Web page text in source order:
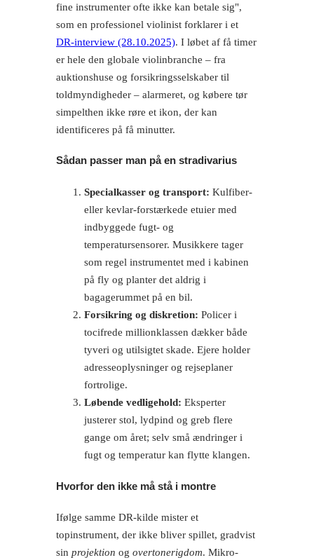
fine instrumenter ofte ikke kan betale sig ,
som en professionel violinist forklarer i et
DR-interview (28.10.2025). I løbet af få timer
er hele den globale violinbranche – fra
auktionshuse og forsikringsselskaber til
toldmyndigheder – alarmeret, og købere tør
simpelthen ikke røre et ikon, der kan
identificeres på få minutter.
Sådan passer man på en stradivarius
Specialkasser og transport: Kulfiber-
eller kevlar-forstærkede etuier med
indbyggede fugt- og
temperatursensorer. Musikkere tager
som regel instrumentet med i kabinen
på fly og planter det aldrig i
bagagerummet på en bil.
Forsikring og diskretion: Policer i
tocifrede millionklassen dækker både
tyveri og utilsigtet skade. Ejere holder
adresseoplysninger og rejseplaner
fortrolige.
Løbende vedligehold: Eksperter
justerer stol, lydpind og greb flere
gange om året; selv små ændringer i
fugt og temperatur kan flytte klangen.
Hvorfor den ikke må stå i montre
Ifølge samme DR-kilde mister et
topinstrument, der ikke bliver spillet, gradvist
sin projektion og overtonerigdom. Mikro­